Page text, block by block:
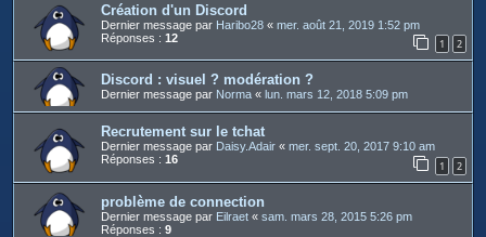
Création d'un Discord
Dernier message par Haribo28 « mer. août 21, 2019 1:52 pm
Réponses : 12 1 2
Discord : visuel ? modération ?
Dernier message par Norma « lun. mars 12, 2018 5:09 pm
Recrutement sur le tchat
Dernier message par Daisy.Adair « mer. sept. 20, 2017 9:10 am
Réponses : 16 1 2
problème de connection
Dernier message par Eilraet « sam. mars 28, 2015 5:26 pm
Réponses : 9